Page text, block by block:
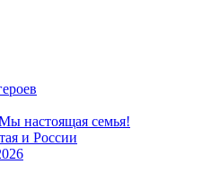
настоящая семья!
и России